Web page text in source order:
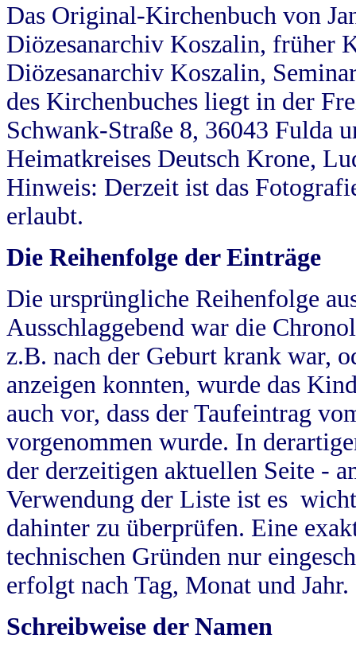
Das Original-Kirchenbuch von
Diözesanarchiv Koszalin, früher
Diözesanarchiv Koszalin,
des Kirchenbuches liegt in der
Schwank-Straße 8, 36043 Fulda
Heimatkreises Deutsch Krone,
Hinweis: Derzeit ist das
erlaubt.
Die Reihenfolge der Einträge
Die ursprüngliche Reihenfolge
Ausschlaggebend war die
z.B. nach der Geburt krank war,
anzeigen konnten, wurde das
auch vor, dass der Taufeintrag
vorgenommen wurde. In
der derzeitigen aktuellen Seite -
Verwendung der Liste ist es
dahinter zu überprüfen. Eine
technischen Gründen nur
erfolgt nach Tag, Monat und Jahr.
Schreibweise der Namen